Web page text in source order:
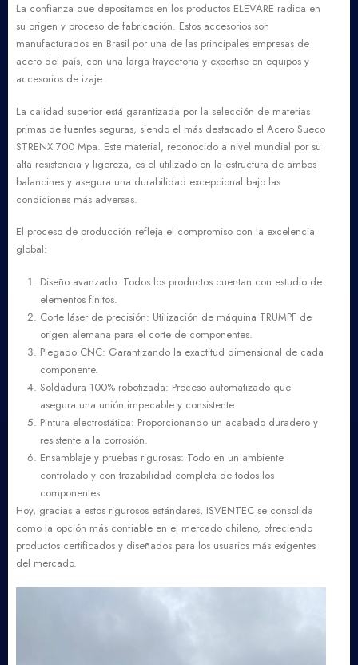
La confianza que depositamos en los productos ELEVARE radica en
su origen y proceso de fabricación. Estos accesorios son
manufacturados en Brasil por una de las principales empresas de
acero del país, con una larga trayectoria y expertise en equipos y
accesorios de izaje.
La calidad superior está garantizada por la selección de materias
primas de fuentes seguras, siendo el más destacado el Acero Sueco
STRENX 700 Mpa. Este material, reconocido a nivel mundial por su
alta resistencia y ligereza, es el utilizado en la estructura de ambos
balancines y asegura una durabilidad excepcional bajo las
condiciones más adversas.
El proceso de producción refleja el compromiso con la excelencia
global:
Diseño avanzado: Todos los productos cuentan con estudio de
elementos finitos.
Corte láser de precisión: Utilización de máquina TRUMPF de
origen alemana para el corte de componentes.
Plegado CNC: Garantizando la exactitud dimensional de cada
componente.
Soldadura 100% robotizada: Proceso automatizado que
asegura una unión impecable y consistente.
Pintura electrostática: Proporcionando un acabado duradero y
resistente a la corrosión.
Ensamblaje y pruebas rigurosas: Todo en un ambiente
controlado y con trazabilidad completa de todos los
componentes.
Hoy, gracias a estos rigurosos estándares, ISVENTEC se consolida
como la opción más confiable en el mercado chileno, ofreciendo
productos certificados y diseñados para los usuarios más exigentes
del mercado.